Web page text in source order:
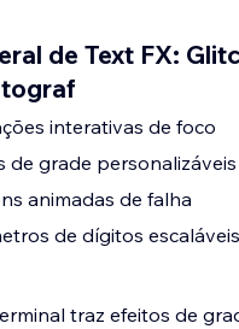
de Text FX:
interativas de foco
de grade personalizáveis
animadas de falha
de dígitos escaláveis
traz efeitos de